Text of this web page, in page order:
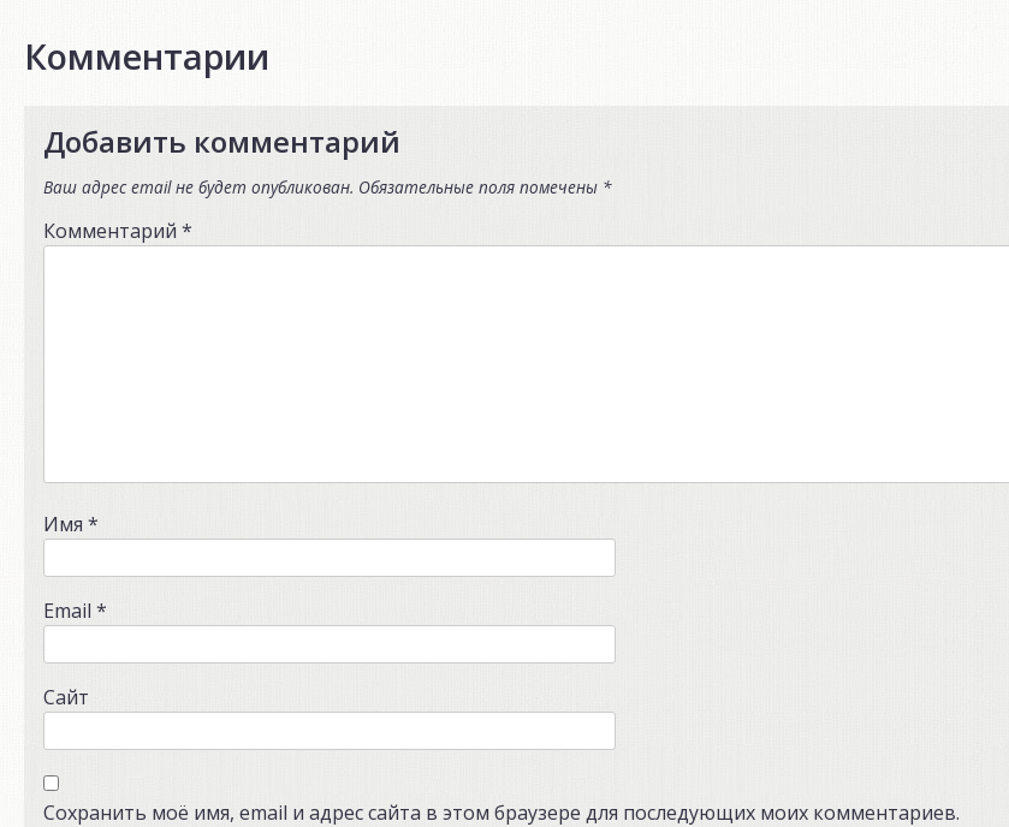
Комментарии
Добавить комментарий
Ваш адрес email не будет опубликован. Обязательные поля помечены *
Комментарий *
Имя *
Email *
Сайт
Сохранить моё имя, email и адрес сайта в этом браузере для последующих моих комментариев.